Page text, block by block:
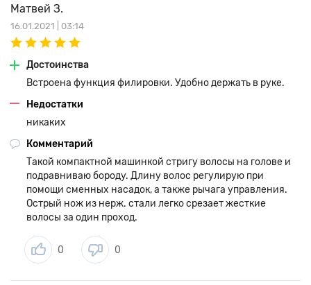
Матвей З.
16.01.2021 | 03:14
Достоинства
Встроена функция филировки. Удобно держать в руке.
Недостатки
никаких
Комментарий
Такой компактной машинкой стригу волосы на голове и
подравниваю бороду. Длину волос регулирую при
помощи сменных насадок, а также рычага управления.
Острый нож из нерж. стали легко срезает жесткие
волосы за один проход.
0 0